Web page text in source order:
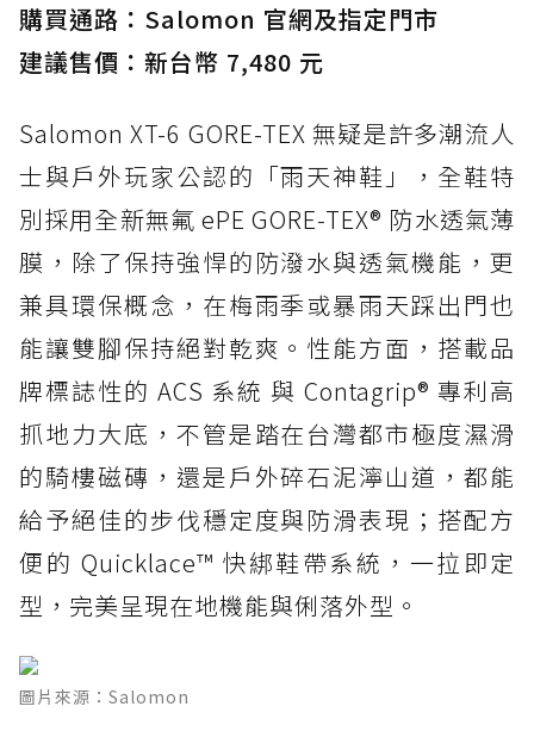
購買通路：Salomon 官網及指定門市
建議售價：新台幣 7,480 元
Salomon XT-6 GORE-TEX 無疑是許多潮流人
士與戶外玩家公認的「雨天神鞋」，全鞋特
別採用全新無氟 ePE GORE-TEX® 防水透氣薄
膜，除了保持強悍的防潑水與透氣機能，更
兼具環保概念，在梅雨季或暴雨天踩出門也
能讓雙腳保持絕對乾爽。性能方面，搭載品
牌標誌性的 ACS 系統 與 Contagrip® 專利高
抓地力大底，不管是踏在台灣都市極度濕滑
的騎樓磁磚，還是戶外碎石泥濘山道，都能
給予絕佳的步伐穩定度與防滑表現；搭配方
便的 Quicklace™ 快綁鞋帶系統，一拉即定
型，完美呈現在地機能與俐落外型。
圖片來源：Salomon